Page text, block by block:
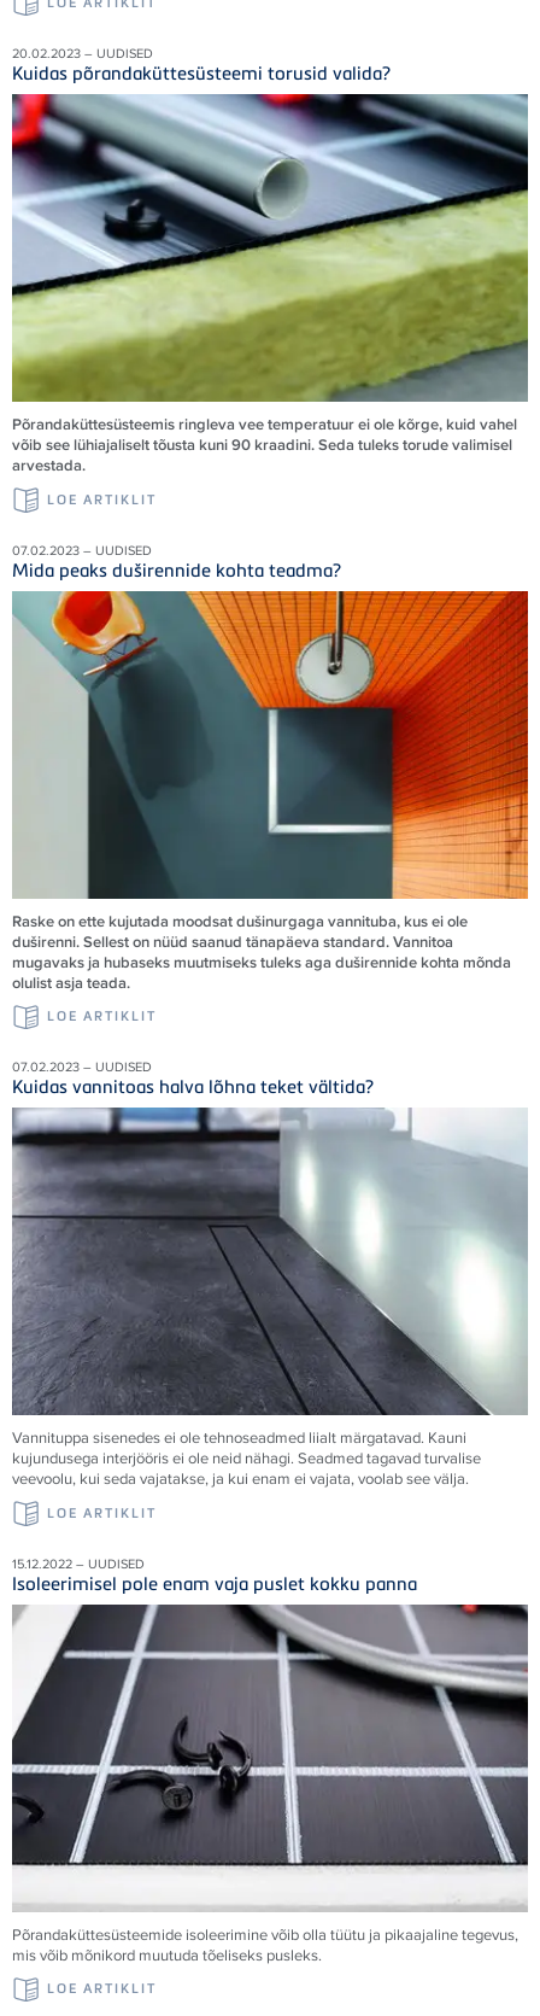
20.02.2023 – UUDISED
Kuidas põrandaküttesüsteemi torusid valida?
Põrandaküttesüsteemis ringleva vee temperatuur ei ole kõrge, kuid vahel
võib see lühiajaliselt tõusta kuni 90 kraadini. Seda tuleks torude valimisel
arvestada.
LOE ARTIKLIT
07.02.2023 – UUDISED
Mida peaks duširennide kohta teadma?
Raske on ette kujutada moodsat dušinurgaga vannituba, kus ei ole
duširenni. Sellest on nüüd saanud tänapäeva standard. Vannitoa
mugavaks ja hubaseks muutmiseks tuleks aga duširennide kohta mõnda
olulist asja teada.
LOE ARTIKLIT
07.02.2023 – UUDISED
Kuidas vannitoas halva lõhna teket vältida?
Vannituppa sisenedes ei ole tehnoseadmed liialt märgatavad. Kauni
kujundusega interjööris ei ole neid nähagi. Seadmed tagavad turvalise
veevoolu, kui seda vajatakse, ja kui enam ei vajata, voolab see välja.
LOE ARTIKLIT
15.12.2022 – UUDISED
Isoleerimisel pole enam vaja puslet kokku panna
Põrandaküttesüsteemide isoleerimine võib olla tüütu ja pikaajaline tegevus,
mis võib mõnikord muutuda tõeliseks pusleks.
LOE ARTIKLIT